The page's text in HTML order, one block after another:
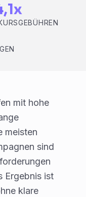
mit hohe
meisten
sind
Ergebnis ist
klare